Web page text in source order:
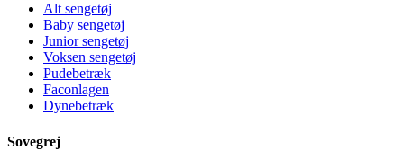
Alt sengetøj
Baby sengetøj
Junior sengetøj
Voksen sengetøj
Pudebetræk
Faconlagen
Dynebetræk
Sovegrej